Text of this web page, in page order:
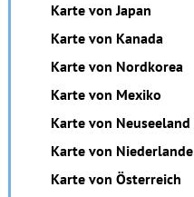
Karte von Japan
Karte von Kanada
Karte von Nordkorea
Karte von Mexiko
Karte von Neuseeland
Karte von Niederlande
Karte von Österreich